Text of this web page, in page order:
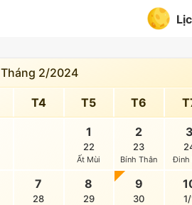
Tháng 2/2024
T4 T5 T6
1
22
Ất Mùi
2
23
Bính Thân
3
Đinh
7
28
8
29
9
30